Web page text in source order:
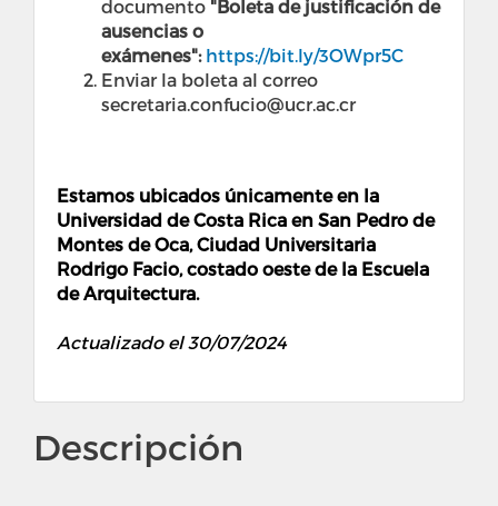
documento "Boleta de justificación de
ausencias o
exámenes": https://bit.ly/3OWpr5C
Enviar la boleta al correo
secretaria.confucio@ucr.ac.cr
Estamos ubicados únicamente en la
Universidad de Costa Rica en San Pedro de
Montes de Oca, Ciudad Universitaria
Rodrigo Facio, costado oeste de la Escuela
de Arquitectura.
Actualizado el 30/07/2024
Descripción